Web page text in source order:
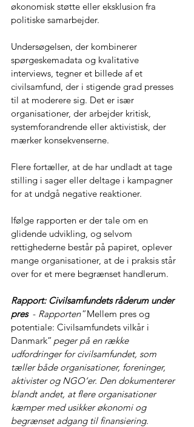
økonomisk støtte eller eksklusion fra
politiske samarbejder.
Undersøgelsen, der kombinerer
spørgeskemadata og kvalitative
interviews, tegner et billede af et
civilsamfund, der i stigende grad presses
til at moderere sig. Det er især
organisationer, der arbejder kritisk,
systemforandrende eller aktivistisk, der
mærker konsekvenserne.
Flere fortæller, at de har undladt at tage
stilling i sager eller deltage i kampagner
for at undgå negative reaktioner.
Ifølge rapporten er der tale om en
glidende udvikling, og selvom
rettighederne består på papiret, oplever
mange organisationer, at de i praksis står
over for et mere begrænset handlerum.
Rapport: Civilsamfundets råderum under
pres - Rapporten ”Mellem pres og
potentiale: Civilsamfundets vilkår i
Danmark” peger på en række
udfordringer for civilsamfundet, som
tæller både organisationer, foreninger,
aktivister og NGO’er. Den dokumenterer
blandt andet, at flere organisationer
kæmper med usikker økonomi og
begrænset adgang til finansiering.